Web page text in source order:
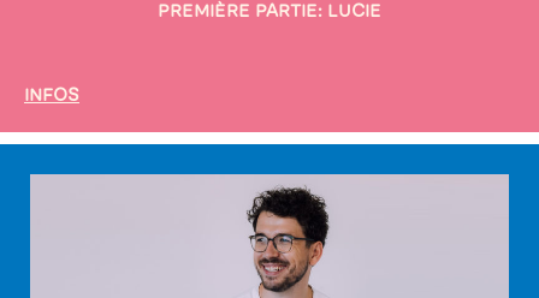
PREMIÈRE PARTIE: LUCIE
INFOS